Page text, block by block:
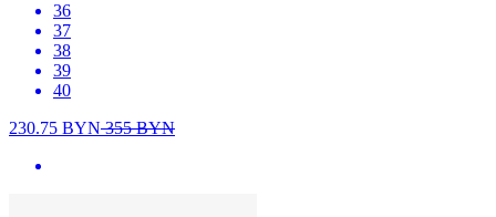
36
37
38
39
40
230.75 BYN355BYN